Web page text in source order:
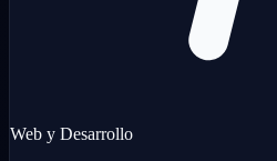
Web y Desarrollo